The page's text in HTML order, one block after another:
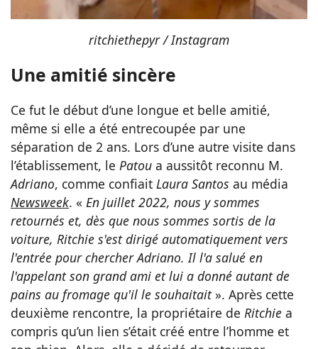
ritchiethepyr / Instagram
Une amitié sincère
Ce fut le début d’une longue et belle amitié,
même si elle a été entrecoupée par une
séparation de 2 ans. Lors d’une autre visite dans
l’établissement, le Patou a aussitôt reconnu M.
Adriano, comme confiait Laura Santos au média
Newsweek. « En juillet 2022, nous y sommes
retournés et, dès que nous sommes sortis de la
voiture, Ritchie s'est dirigé automatiquement vers
l'entrée pour chercher Adriano. Il l'a salué en
l'appelant son grand ami et lui a donné autant de
pains au fromage qu'il le souhaitait». Après cette
deuxième rencontre, la propriétaire de Ritchie a
compris qu’un lien s’était créé entre l’homme et